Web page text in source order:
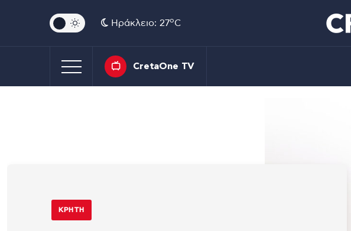
Ηράκλειο: 27oC
CretaOne TV
ΚΡΉΤΗ